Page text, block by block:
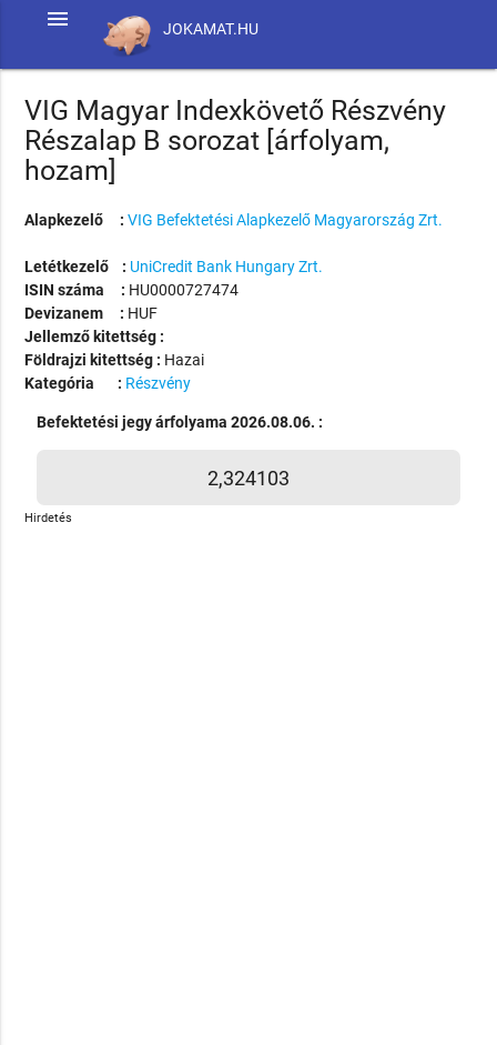
JOKAMAT.HU
menu
VIG Magyar Indexkövető Részvény
Részalap B sorozat [árfolyam,
hozam]
Alapkezelő : VIG Befektetési Alapkezelő Magyarország Zrt.
Letétkezelő : UniCredit Bank Hungary Zrt.
ISIN száma : HU0000727474
Devizanem : HUF
Jellemző kitettség :
Földrajzi kitettség : Hazai
Kategória : Részvény
Befektetési jegy árfolyama 2026.08.06. :
2,324103
Hirdetés